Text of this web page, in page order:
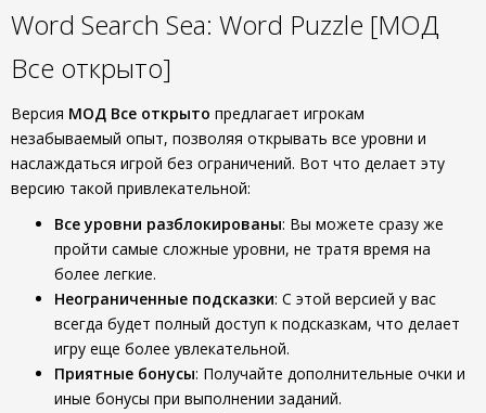
Word Search Sea: Word Puzzle [МОД
Все открыто]
Версия МОД Все открыто предлагает игрокам
незабываемый опыт, позволяя открывать все уровни и
наслаждаться игрой без ограничений. Вот что делает эту
версию такой привлекательной:
Все уровни разблокированы: Вы можете сразу же
пройти самые сложные уровни, не тратя время на
более легкие.
Неограниченные подсказки: С этой версией у вас
всегда будет полный доступ к подсказкам, что делает
игру еще более увлекательной.
Приятные бонусы: Получайте дополнительные очки и
иные бонусы при выполнении заданий.